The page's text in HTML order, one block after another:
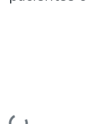
Sobre o RI-